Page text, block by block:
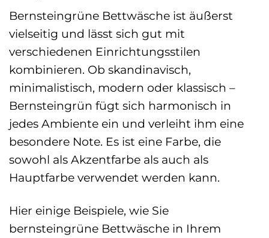
Bernsteingrüne Bettwäsche ist äußerst
vielseitig und lässt sich gut mit
verschiedenen Einrichtungsstilen
kombinieren. Ob skandinavisch,
minimalistisch, modern oder klassisch –
Bernsteingrün fügt sich harmonisch in
jedes Ambiente ein und verleiht ihm eine
besondere Note. Es ist eine Farbe, die
sowohl als Akzentfarbe als auch als
Hauptfarbe verwendet werden kann.
Hier einige Beispiele, wie Sie
bernsteingrüne Bettwäsche in Ihrem